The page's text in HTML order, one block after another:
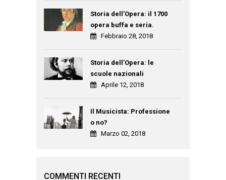
Storia dell’Opera: il 1700
opera buffa e seria.
Febbraio 28, 2018
Storia dell’Opera: le
scuole nazionali
Aprile 12, 2018
Il Musicista: Professione
o no?
Marzo 02, 2018
COMMENTI RECENTI